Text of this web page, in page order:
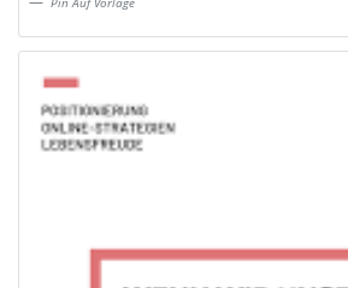
Pin Auf Vorlage